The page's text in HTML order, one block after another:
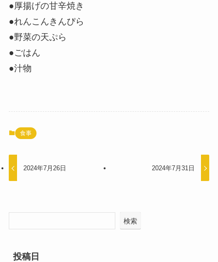
●厚揚げの甘辛焼き
●れんこんきんぴら
●野菜の天ぷら
●ごはん
●汁物
食事
2024年7月26日 2024年7月31日
検索
投稿日